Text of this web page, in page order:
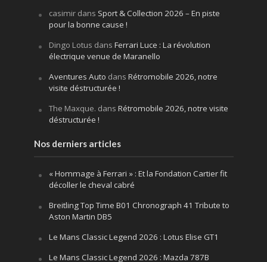
casimirdans Sport & Collection 2026 – En piste
pour la bonne cause !
Dingo Lotus dans Ferrari Luce : La révolution
électrique venue de Maranello
Aventures Auto dans Rétromobile 2026, notre
visite déstructurée !
The Maxque. dans Rétromobile 2026, notre visite
déstructurée !
Nos derniers articles
« Hommage à Ferrari » : Et la Fondation Cartier fit
décoller le cheval cabré
Breitling Top Time B01 Chronograph 41 Tribute to
Aston Martin DB5
Le Mans Classic Legend 2026 : Lotus Elise GT1
Le Mans Classic Legend 2026 : Mazda 787B